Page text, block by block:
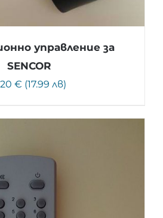
управление за
SENCOR
€ (17.99 лв)